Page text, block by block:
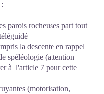
parois rocheuses part tout
la descente en rappel
spéléologie (attention
à l'article 7 pour cette
(motorisation,